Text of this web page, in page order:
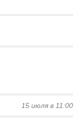
15 июля в 11:00